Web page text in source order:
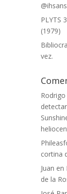
PLYTS
(1979)
vez.
Rodrigo
cortina
Juan en
de la